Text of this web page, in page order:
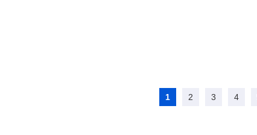
1 2 3 4